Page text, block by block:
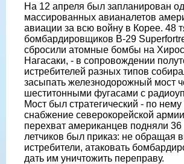
На 12 апреля был запланирован
массированных авианалетов
авиации за всю войну в Корее. 48
бомбардировщиков B-29
сбросили атомные бомбы на
Нагасаки, - в сопровождении
истребителей разных типов
засыпать железнодорожный мост
шеститонными фугасами с
Мост был стратегический - по
снабжение северокорейской
перехват американцев подняли
летчиков был приказ: не обращая
истребители, атаковать
дать им уничтожить переправу.